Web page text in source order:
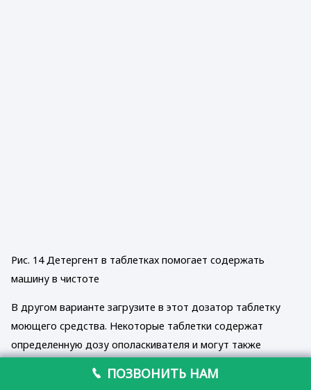
Рис. 14 Детергент в таблетках помогает содержать
машину в чистоте
В другом варианте загрузите в этот дозатор таблетку
моющего средства. Некоторые таблетки содержат
определенную дозу ополаскивателя и могут также
использовании таких комбинированных таблеток
ПОЗВОНИТЬ НАМ